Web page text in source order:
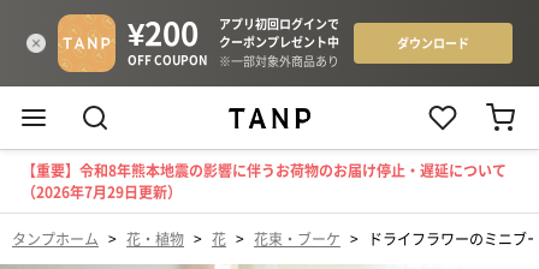
【重要】令和8年熊本地震の影響に伴うお荷物のお届け停止・遅延について
（2026年7月29日更新）
タンプホーム > 花・植物 > 花 > 花束・ブーケ > ドライフラワーのミニブ